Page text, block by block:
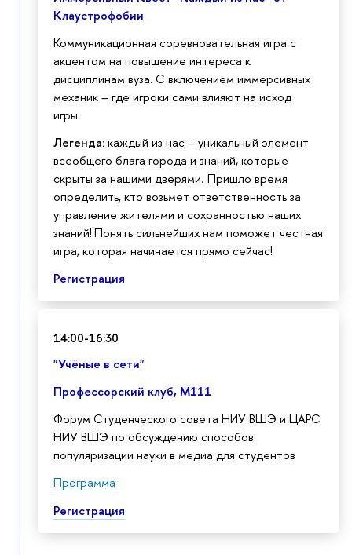
Клаустрофобии
Коммуникационная соревновательная игра с
акцентом на повышение интереса к
дисциплинам вуза.С включением иммерсивных
механик – где игроки сами влияют на исход
игры.
Легенда:каждый из нас – уникальный элемент
всеобщего блага города и знаний, которые
скрыты за нашими дверями. Пришло время
определить, кто возьмет ответственность за
управление жителями и сохранностью наших
знаний! Понять сильнейших нам поможет честная
игра, которая начинается прямо сейчас!
Регистрация
14:00-16:30
"Учёные в сети"
Профессорский клуб, М111
Форум Студенческого совета НИУ ВШЭ и ЦАРС
НИУ ВШЭ по обсуждению способов
популяризации науки в медиа для студентов
Программа
Регистрация